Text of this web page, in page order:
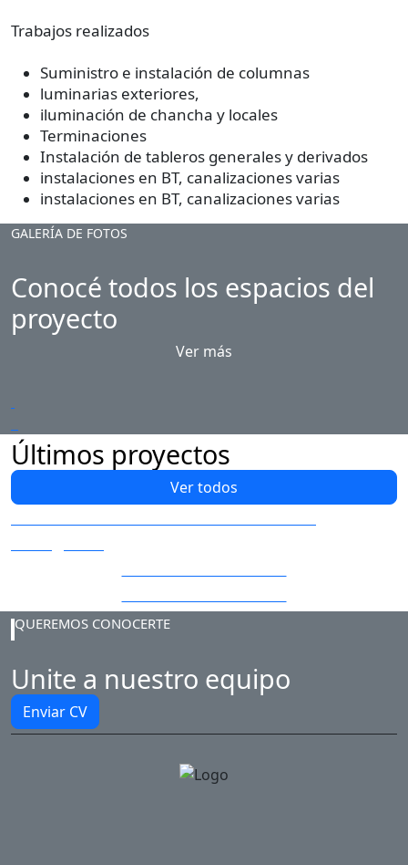
Trabajos realizados
Suministro e instalación de columnas
luminarias exteriores,
iluminación de chancha y locales
Terminaciones
Instalación de tableros generales y derivados
instalaciones en BT, canalizaciones varias
instalaciones en BT, canalizaciones varias
GALERÍA DE FOTOS
Conocé todos los espacios del
proyecto
Ver más
Últimos proyectos
Ver todos
QUEREMOS CONOCERTE
Unite a nuestro equipo
Enviar CV